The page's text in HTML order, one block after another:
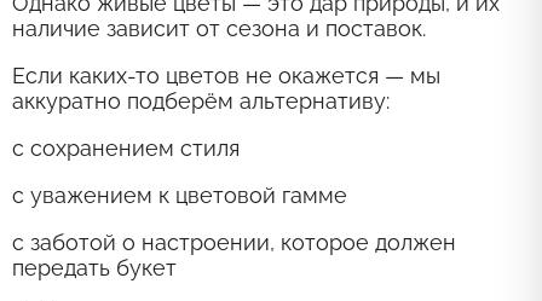
наличие зависит от сезона и поставок.
Если каких-то цветов не окажется — мы
аккуратно подберём альтернативу:
с сохранением стиля
с уважением к цветовой гамме
с заботой о настроении, которое должен
передать букет